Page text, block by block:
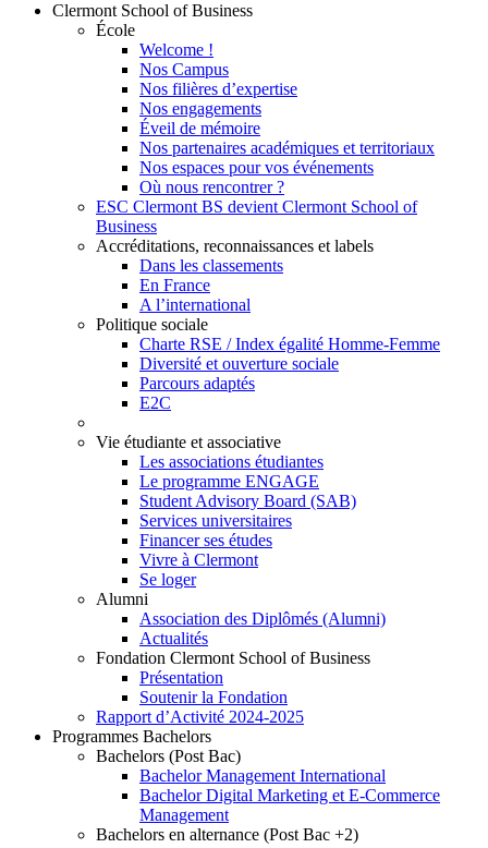
Clermont School of Business
École
Welcome !
Nos Campus
Nos filières d’expertise
Nos engagements
Éveil de mémoire
Nos partenaires académiques et territoriaux
Nos espaces pour vos événements
Où nous rencontrer ?
ESC Clermont BS devient Clermont School of
Business
Accréditations, reconnaissances et labels
Dans les classements
En France
A l’international
Politique sociale
Charte RSE / Index égalité Homme-Femme
Diversité et ouverture sociale
Parcours adaptés
E2C
Vie étudiante et associative
Les associations étudiantes
Le programme ENGAGE
Student Advisory Board (SAB)
Services universitaires
Financer ses études
Vivre à Clermont
Se loger
Alumni
Association des Diplômés (Alumni)
Actualités
Fondation Clermont School of Business
Présentation
Soutenir la Fondation
Rapport d’Activité 2024-2025
Programmes Bachelors
Bachelors (Post Bac)
Bachelor Management International
Bachelor Digital Marketing et E-Commerce
Management
Bachelors en alternance (Post Bac +2)